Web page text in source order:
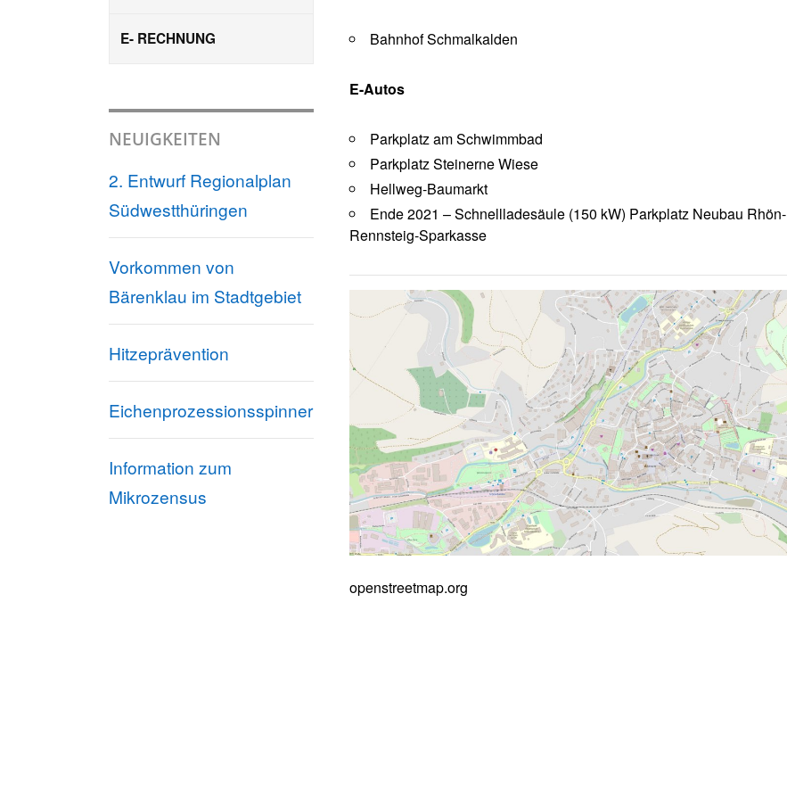
E- RECHNUNG
NEUIGKEITEN
2. Entwurf Regionalplan
Südwestthüringen
Vorkommen von
Bärenklau im Stadtgebiet
Hitzeprävention
Eichenprozessionsspinner
Information zum
Mikrozensus
Bahnhof Schmalkalden
E-Autos
Parkplatz am Schwimmbad
Parkplatz Steinerne Wiese
Hellweg-Baumarkt
Ende 2021 – Schnellladesäule (150 kW) Parkplatz Neubau Rhön-
Rennsteig-Sparkasse
openstreetmap.org